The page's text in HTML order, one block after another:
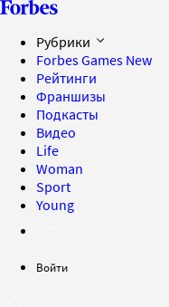
Рубрики
Forbes Games New
Рейтинги
Франшизы
Подкасты
Видео
Life
Woman
Sport
Young
Войти